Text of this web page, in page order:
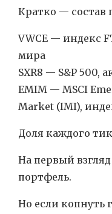
Кратко — состав
VWCE — индекс
мира
SXR8 — S&P 500,
EMIM — MSCI
Market (IMI),
Доля каждого
На первый
портфель.
Но если копнуть